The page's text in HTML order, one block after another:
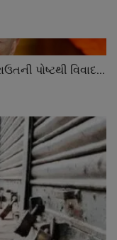
પોષ્ટથી વિવાદ...